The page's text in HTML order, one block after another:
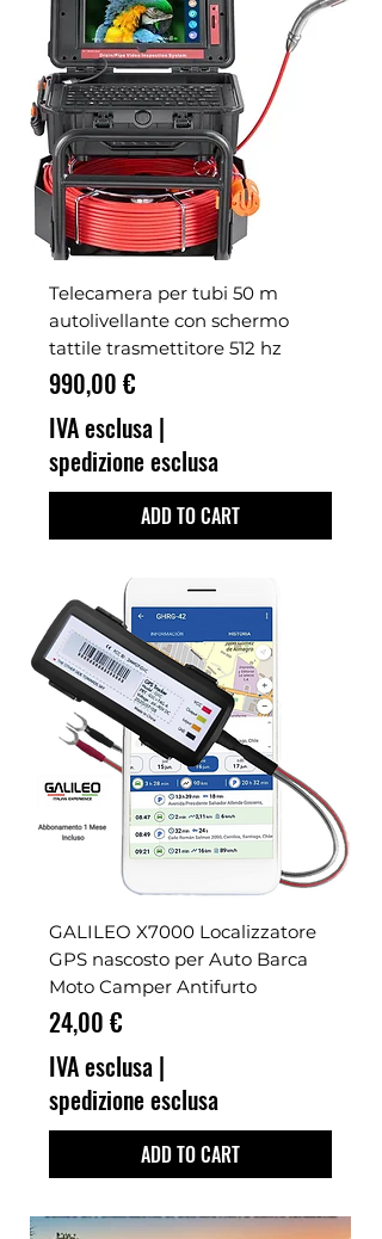
Telecamera per tubi 50 m
autolivellante con schermo
tattile trasmettitore 512 hz
Prezzo
990,00 €
IVA esclusa |
spedizione esclusa
ADD TO CART
GALILEO X7000 Localizzatore
GPS nascosto per Auto Barca
Moto Camper Antifurto
Prezzo
24,00 €
IVA esclusa |
spedizione esclusa
ADD TO CART